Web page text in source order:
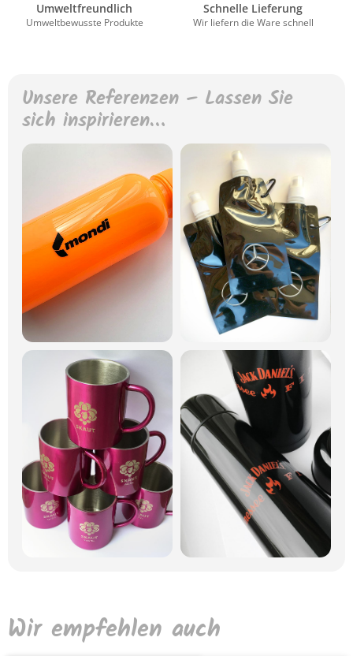
Umweltfreundlich
Umweltbewusste Produkte
Schnelle Lieferung
Wir liefern die Ware schnell
Unsere Referenzen – Lassen Sie
sich inspirieren…
Wir empfehlen auch